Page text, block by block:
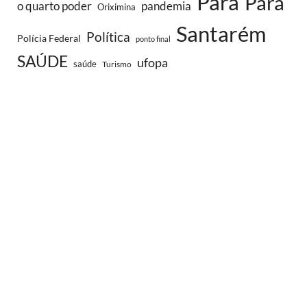
o quarto poder Oriximina pandemia
Polícia Federal Política ponto final Santarém
SAÚDE saúde Turismo ufopa